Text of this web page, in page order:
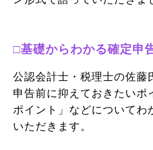
□基礎からわかる確定申
公認会計士・税理士の佐藤
申告前に抑えておきたいポ
ポイント」などについてわ
いただきます。